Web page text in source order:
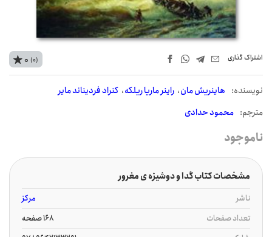
اشتراک‌ گذاری
نويسنده: هاینریش مان راینر ماریا ریلکه کنراد فردیناند مایر
مترجم: محمود حدادی
0 (0)
ناموجود
مشخصات کتاب گدا و دوشیزه ی مغرور
ناشر
مرکز
تعداد صفحات
168 صفحه